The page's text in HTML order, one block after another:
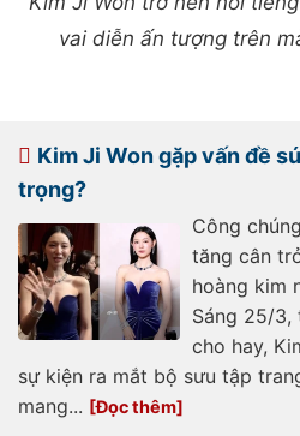
vai diễn ấn tượng trên
Kim Ji Won gặp vấn đề
trọng?
Công
tăng cân
hoàng kim
Sáng 25/3,
cho hay,
sự kiện ra mắt bộ sưu tập
mang...